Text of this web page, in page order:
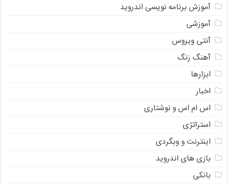
آموزش برنامه نویسی اندروید
آموزشی
آنتی ویروس
آهنگ زنگ
ابزارها
اخبار
اس ام اس و نوشتاری
استراتژی
اینترنت و وبگردی
بازی های اندروید
بانکی